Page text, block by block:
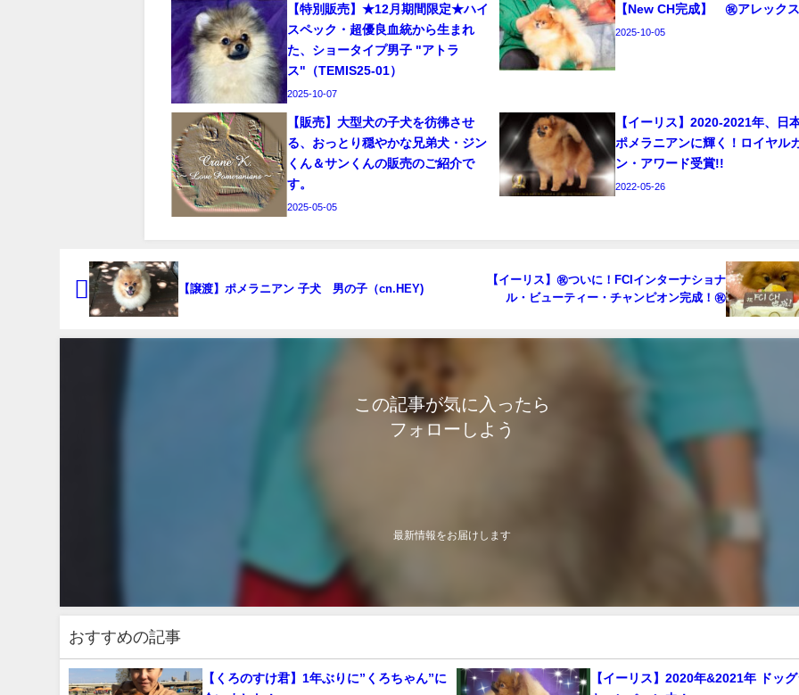
【特別販売】★12月期間限定★ハイ
スペック・超優良血統から生まれ
た、ショータイプ男子 "アトラ
ス"（TEMIS25-01）
2025-10-07
【New CH完成】 ㊗アレック
2025-10-05
【販売】大型犬の子犬を彷彿させ
る、おっとり穏やかな兄弟犬・ジン
くん＆サンくんの販売のご紹介で
す。
2025-05-05
【イーリス】2020-2021年、日
ポメラニアンに輝く！ロイヤル
ン・アワード受賞!!
2022-05-26
【譲渡】ポメラニアン 子犬 男の子（cn.HEY)
【イーリス】㊗ついに！FCIインターナショナ
ル・ビューティー・チャンピオン完成！㊗
この記事が気に入ったら
フォローしよう
最新情報をお届けします
おすすめの記事
【くろのすけ君】1年ぶりに”くろちゃん”に
【イーリス】2020年&2021年 ドッ